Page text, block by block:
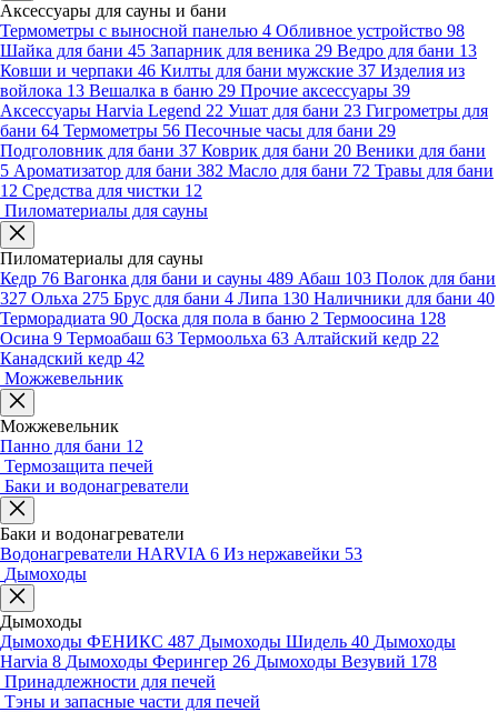
Аксессуары для сауны и бани
Термометры с выносной панелью 4 Обливное устройство 98
Шайка для бани 45 Запарник для веника 29 Ведро для бани 13
Ковши и черпаки 46 Килты для бани мужские 37 Изделия из
войлока 13 Вешалка в баню 29 Прочие аксессуары 39
Аксессуары Harvia Legend 22 Ушат для бани 23 Гигрометры для
бани 64 Термометры 56 Песочные часы для бани 29
Подголовник для бани 37 Коврик для бани 20 Веники для бани
5 Ароматизатор для бани 382 Масло для бани 72 Травы для бани
12 Средства для чистки 12
Пиломатериалы для сауны
Пиломатериалы для сауны
Кедр 76 Вагонка для бани и сауны 489 Абаш 103 Полок для бани
327 Ольха 275 Брус для бани 4 Липа 130 Наличники для бани 40
Терморадиата 90 Доска для пола в баню 2 Термоосина 128
Осина 9 Термоабаш 63 Термоольха 63 Алтайский кедр 22
Канадский кедр 42
Можжевельник
Можжевельник
Панно для бани 12
Термозащита печей
Баки и водонагреватели
Баки и водонагреватели
Водонагреватели HARVIA 6 Из нержавейки 53
Дымоходы
Дымоходы
Дымоходы ФЕНИКС 487 Дымоходы Шидель 40 Дымоходы
Harvia 8 Дымоходы Ферингер 26 Дымоходы Везувий 178
Принадлежности для печей
Тэны и запасные части для печей